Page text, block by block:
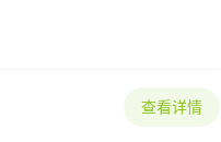
查看详情